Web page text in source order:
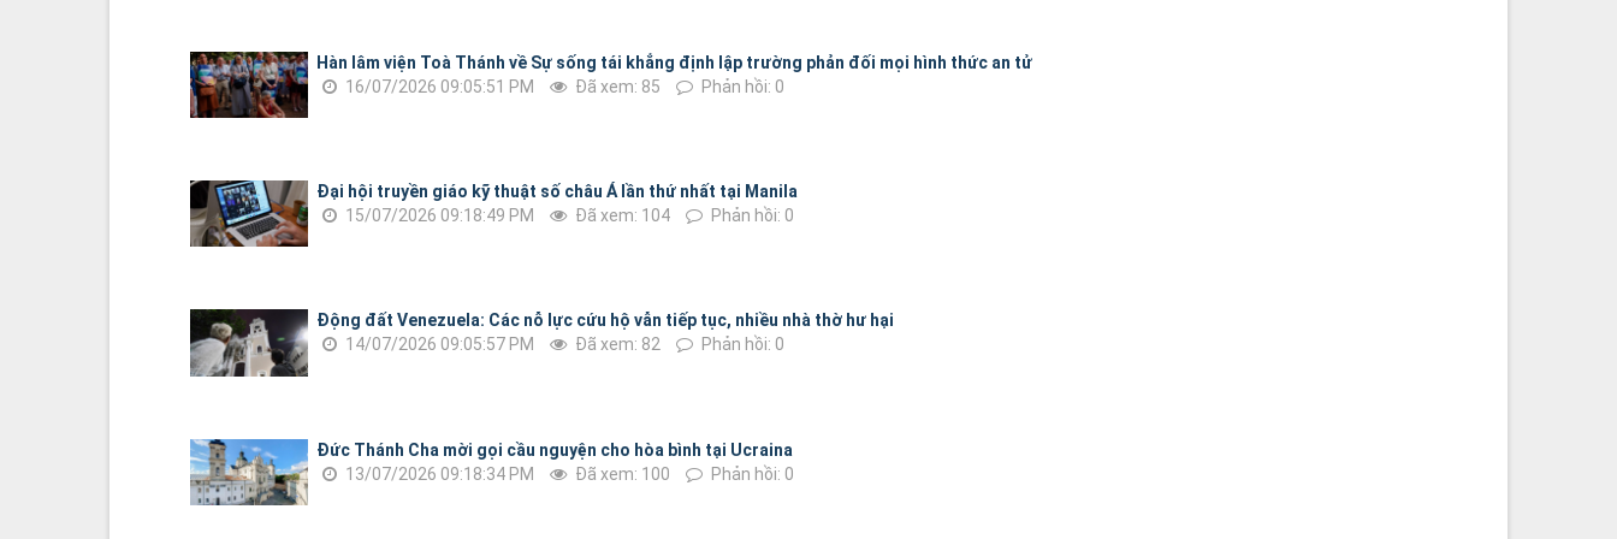
Hàn lâm viện Toà Thánh về Sự sống tái khẳng định lập trường phản đối mọi hình thức an tử
16/07/2026 09:05:51 PM
Đã xem: 85 Phản hồi: 0
Đại hội truyền giáo kỹ thuật số châu Á lần thứ nhất tại Manila
15/07/2026 09:18:49 PM
Đã xem: 104 Phản hồi: 0
Động đất Venezuela: Các nỗ lực cứu hộ vẫn tiếp tục, nhiều nhà thờ hư hại
14/07/2026 09:05:57 PM
Đã xem: 82 Phản hồi: 0
Đức Thánh Cha mời gọi cầu nguyện cho hòa bình tại Ucraina
13/07/2026 09:18:34 PM
Đã xem: 100 Phản hồi: 0